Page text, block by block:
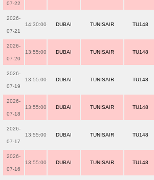
07-22
2026-
07-21
14:30:00 DUBAI TUNISAIR TU148
2026-
07-20
13:55:00 DUBAI TUNISAIR TU148
2026-
07-19
13:55:00 DUBAI TUNISAIR TU148
2026-
07-18
13:55:00 DUBAI TUNISAIR TU148
2026-
07-17
13:55:00 DUBAI TUNISAIR TU148
2026-
07-16
13:55:00 DUBAI TUNISAIR TU148